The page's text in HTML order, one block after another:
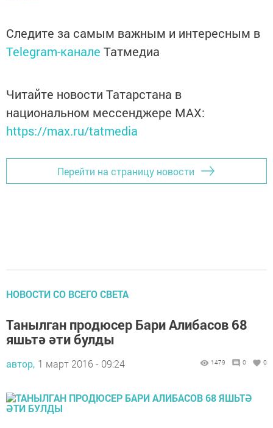
Следите за самым важным и интересным в
Telegram-канале Татмедиа
Читайте новости Татарстана в
национальном мессенджере MАХ:
https://max.ru/tatmedia
Перейти на страницу новости
НОВОСТИ СО ВСЕГО СВЕТА
Танылган продюсер Бари Алибасов 68
яшьтә әти булды
автор, 1 март 2016 - 09:24 1479 0 0